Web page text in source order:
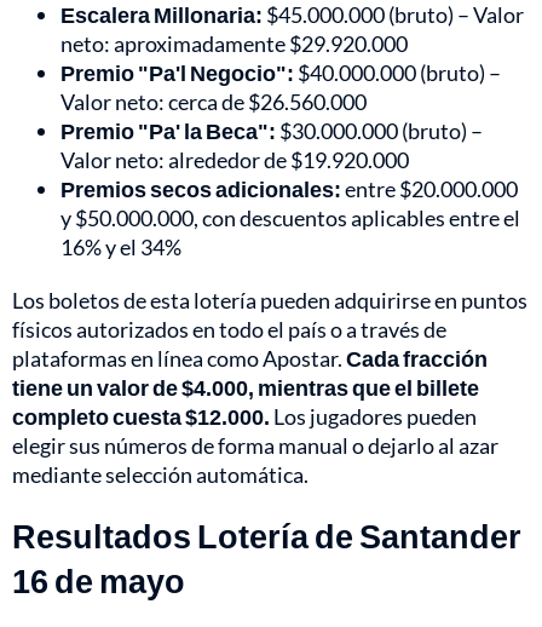
Escalera Millonaria: $45.000.000 (bruto) – Valor
neto: aproximadamente $29.920.000
Premio "Pa'l Negocio": $40.000.000 (bruto) –
Valor neto: cerca de $26.560.000
Premio "Pa' la Beca": $30.000.000 (bruto) –
Valor neto: alrededor de $19.920.000
Premios secos adicionales:entre $20.000.000
y $50.000.000, con descuentos aplicables entre el
16% y el 34%
Los boletos de esta lotería pueden adquirirse en puntos
físicos autorizados en todo el país o a través de
plataformas en línea como Apostar.Cada fracción
tiene un valor de $4.000, mientras que el billete
completo cuesta $12.000. Los jugadores pueden
elegir sus números de forma manual o dejarlo al azar
mediante selección automática.
Resultados Lotería de Santander
16 de mayo